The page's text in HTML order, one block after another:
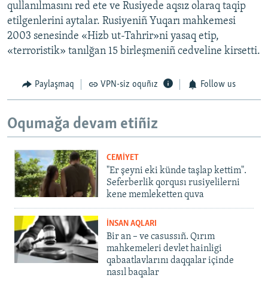
qullanılmasını red ete ve Rusiyede aqsız olaraq taqip
etilgenlerini aytalar. Rusiyeniñ Yuqarı mahkemesi
2003 senesinde «Hizb ut-Tahrir»ni yasaq etip,
«terroristik» tanılğan 15 birleşmeniñ cedveline kirsetti.
Paylaşmaq VPN-siz oquñız Follow us
Oqumağa devam etiñiz
CEMİYET
"Er şeyni eki künde taşlap kettim".
Seferberlik qorqusı rusiyelilerni
kene memleketten quva
İNSAN AQLARI
Bir an – ve casussıñ. Qırım
mahkemeleri devlet hainligi
qabaatlavlarını daqqalar içinde
nasıl baqalar